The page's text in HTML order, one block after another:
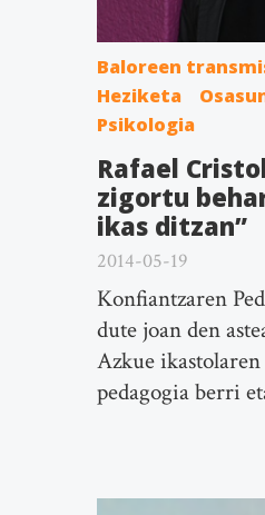
Baloreen
Heziketa
Psikologia
Rafael
zigortu
ikas ditzan”
2014-05-19
Konfiantzaren
dute joan den
Azkue
pedagogia berri